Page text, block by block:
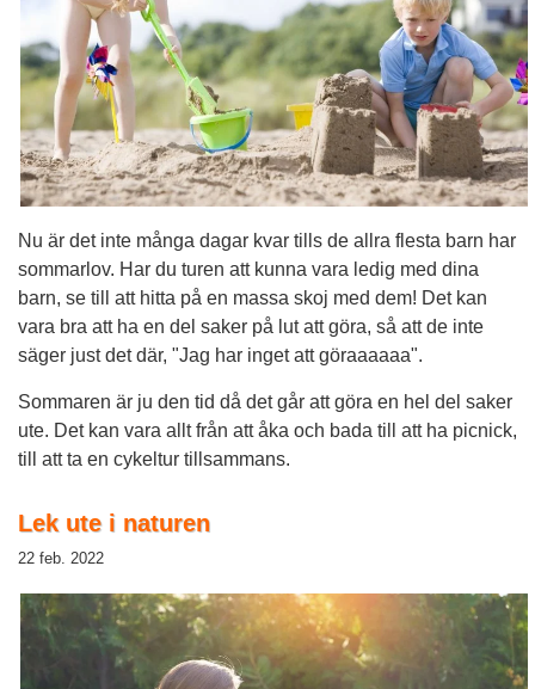
Nu är det inte många dagar kvar tills de allra flesta barn har
sommarlov. Har du turen att kunna vara ledig med dina
barn, se till att hitta på en massa skoj med dem! Det kan
vara bra att ha en del saker på lut att göra, så att de inte
säger just det där, "Jag har inget att göraaaaaa".
Sommaren är ju den tid då det går att göra en hel del saker
ute. Det kan vara allt från att åka och bada till att ha picnick,
till att ta en cykeltur tillsammans.
Lek ute i naturen
22 feb. 2022